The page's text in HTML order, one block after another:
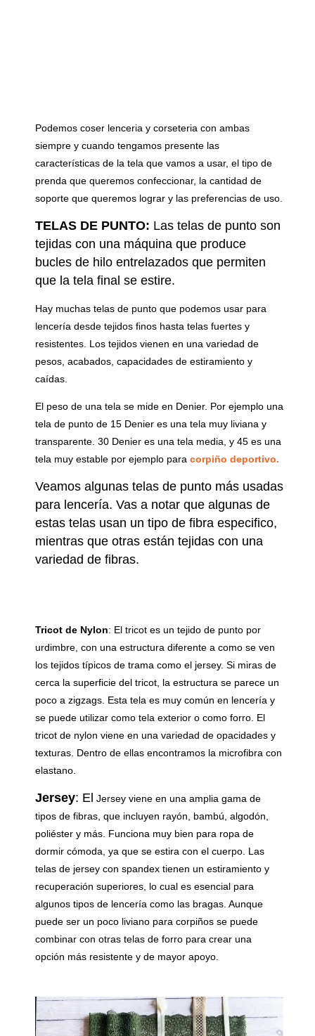
Podemos coser lenceria y corseteria con ambas
siempre y cuando tengamos presente las
características de la tela que vamos a usar, el tipo de
prenda que queremos confeccionar, la cantidad de
soporte que queremos lograr y las preferencias de uso.
TELAS DE PUNTO: Las telas de punto son
tejidas con una máquina que produce
bucles de hilo entrelazados que permiten
que la tela final se estire.
Hay muchas telas de punto que podemos usar para
lencería desdetejidos finos hasta telas fuertes y
resistentes. Los tejidos vienen en una variedad de
pesos, acabados, capacidades de estiramiento y
caídas.
El peso de una tela se mide en Denier. Por ejemplo una
tela de punto de 15 Denier es una tela muy liviana y
transparente. 30 Denier es una tela media, y 45 es una
tela muy estable por ejemplo para corpiño deportivo.
Veamos algunas telas de punto más usadas
para lencería. Vas a notar que algunas de
estas telas usan un tipo de fibra especifico,
mientras que otras están tejidas con una
variedad de fibras.
Tricot de Nylon: El tricot es un tejido de punto por
urdimbre, con una estructura diferente a como se ven
los tejidos típicos de trama como el jersey. Si miras de
cerca la superficie del tricot, la estructura se parece un
poco a zigzags. Esta tela es muy común en lencería y
se puede utilizar como tela exterior o como forro. El
tricot de nylon viene en una variedad de opacidades y
texturas. Dentro de ellas encontramos la microfibra con
elastano.
Jersey: El Jersey viene en una amplia gama de
tipos de fibras, que incluyen rayón, bambú, algodón,
poliéster y más. Funciona muy bien para ropa de
dormir cómoda, ya que se estira con el cuerpo. Las
telas de jersey con spandex tienen un estiramiento y
recuperación superiores, lo cual es esencial para
algunos tipos de lencería como las bragas. Aunque
puede ser un poco liviano para corpiños se puede
combinar con otras telas de forro para crear una
opción más resistente y de mayor apoyo.